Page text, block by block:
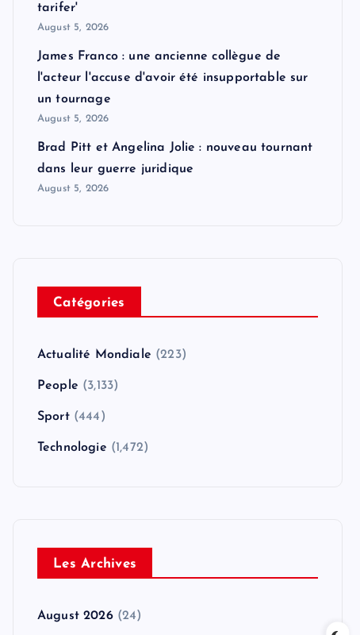
tarifer'
August 5, 2026
James Franco : une ancienne collègue de
l'acteur l'accuse d'avoir été insupportable sur
un tournage
August 5, 2026
Brad Pitt et Angelina Jolie : nouveau tournant
dans leur guerre juridique
August 5, 2026
Catégories
Actualité Mondiale (223)
People (3,133)
Sport(444)
Technologie (1,472)
Les Archives
August 2026(24)